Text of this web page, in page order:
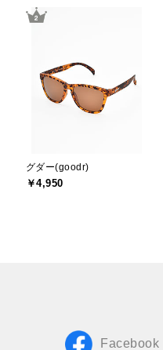
グダー(goodr)
￥4,950
Facebook